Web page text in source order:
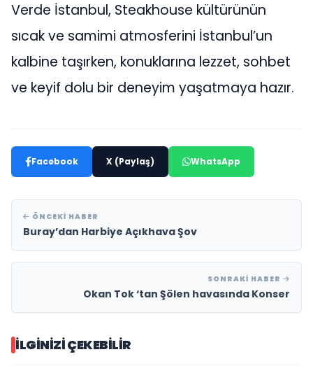
Verde İstanbul, Steakhouse kültürünün
sıcak ve samimi atmosferini İstanbul’un
kalbine taşırken, konuklarına lezzet, sohbet
ve keyif dolu bir deneyim yaşatmaya hazır.
Facebook X (Paylaş) WhatsApp
ÖNCEKI HABER
Buray’dan Harbiye Açıkhava Şov
SONRAKI HABER
Okan Tok ‘tan Şölen havasında Konser
İLGINIZI ÇEKEBILIR